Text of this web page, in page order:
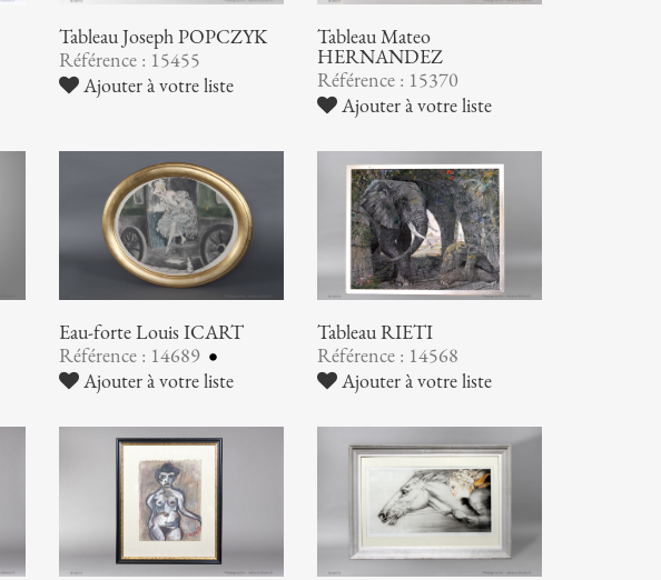
Tableau Joseph POPCZYK
Référence : 15455
Ajouter à votre liste
Tableau Mateo
HERNANDEZ
Référence : 15370
Ajouter à votre liste
Eau-forte Louis ICART
Référence : 14689
Ajouter à votre liste
Tableau RIETI
Référence : 14568
Ajouter à votre liste